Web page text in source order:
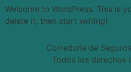
Welcome to WordPress. This is
delete it, then start writing!
Correduría de
Todos los derechos